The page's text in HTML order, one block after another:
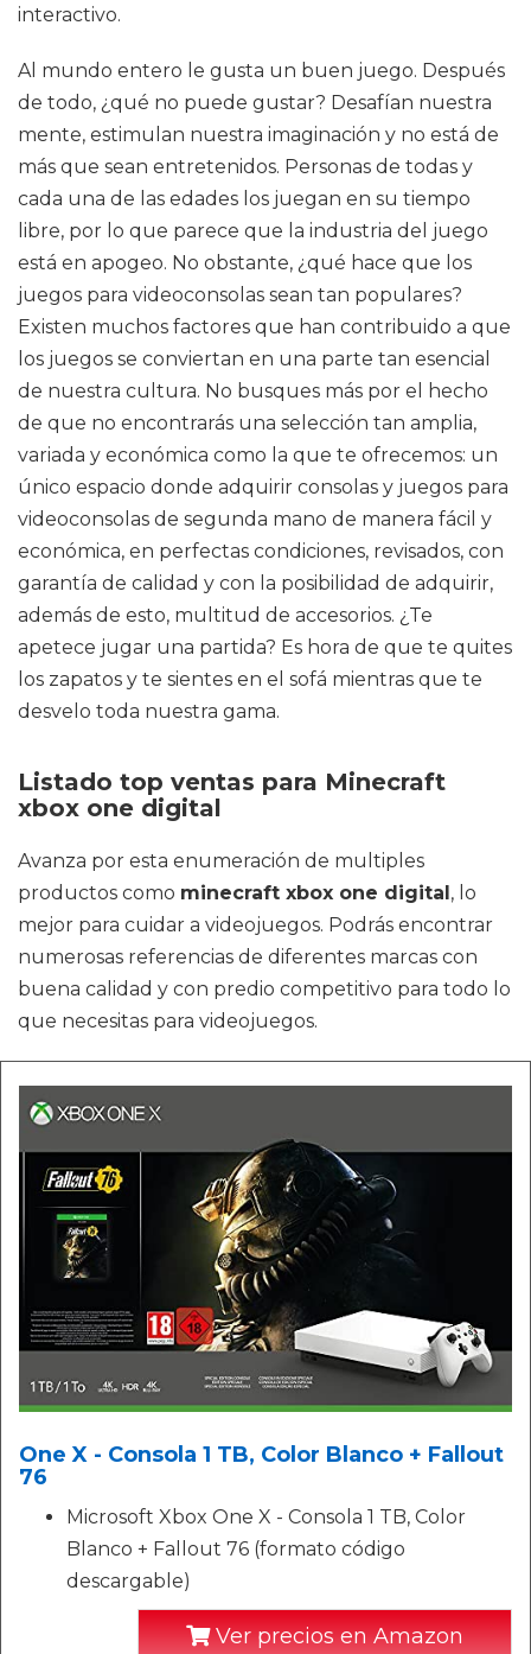
interactivo.
Al mundo entero le gusta un buen juego. Después
de todo, ¿qué no puede gustar? Desafían nuestra
mente, estimulan nuestra imaginación y no está de
más que sean entretenidos. Personas de todas y
cada una de las edades los juegan en su tiempo
libre, por lo que parece que la industria del juego
está en apogeo. No obstante, ¿qué hace que los
juegos para videoconsolas sean tan populares?
Existen muchos factores que han contribuido a que
los juegos se conviertan en una parte tan esencial
de nuestra cultura. No busques más por el hecho
de que no encontrarás una selección tan amplia,
variada y económica como la que te ofrecemos: un
único espacio donde adquirir consolas y juegos para
videoconsolas de segunda mano de manera fácil y
económica, en perfectas condiciones, revisados, con
garantía de calidad y con la posibilidad de adquirir,
además de esto, multitud de accesorios. ¿Te
apetece jugar una partida? Es hora de que te quites
los zapatos y te sientes en el sofá mientras que te
desvelo toda nuestra gama.
Listado top ventas para Minecraft
xbox one digital
Avanza por esta enumeración de multiples
productos como minecraft xbox one digital, lo
mejor para cuidar a videojuegos. Podrás encontrar
numerosas referencias de diferentes marcas con
buena calidad y con predio competitivo para todo lo
que necesitas para videojuegos.
One X - Consola 1 TB, Color Blanco + Fallout
76
Microsoft Xbox One X - Consola 1 TB, Color
Blanco + Fallout 76 (formato código
descargable)
Ver precios en Amazon